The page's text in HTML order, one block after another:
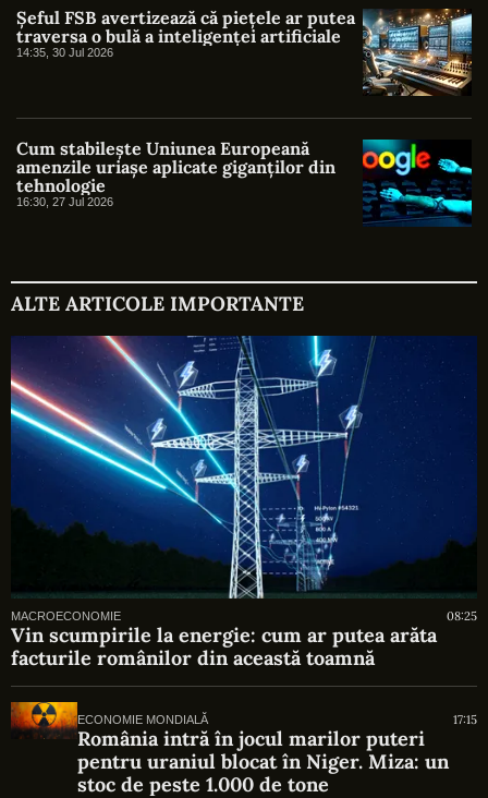
Șeful FSB avertizează că piețele ar putea
traversa o bulă a inteligenței artificiale
14:35, 30 Jul 2026
Cum stabilește Uniunea Europeană
amenzile uriașe aplicate giganților din
tehnologie
16:30, 27 Jul 2026
ALTE ARTICOLE IMPORTANTE
MACROECONOMIE 08:25
Vin scumpirile la energie: cum ar putea arăta
facturile românilor din această toamnă
ECONOMIE MONDIALĂ 17:15
România intră în jocul marilor puteri
pentru uraniul blocat în Niger. Miza: un
stoc de peste 1.000 de tone